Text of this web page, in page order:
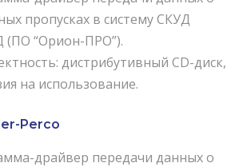
пропусках в систему СКУД
“Орион-ПРО”).
дистрибутивный CD-диск,
на использование.
Perco
драйвер передачи данных о